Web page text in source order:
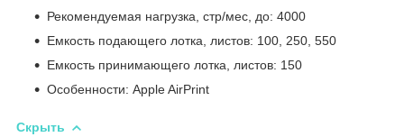
Рекомендуемая нагрузка, стр/мес, до: 4000
Емкость подающего лотка, листов: 100, 250, 550
Емкость принимающего лотка, листов: 150
Особенности: Apple AirPrint
Скрыть